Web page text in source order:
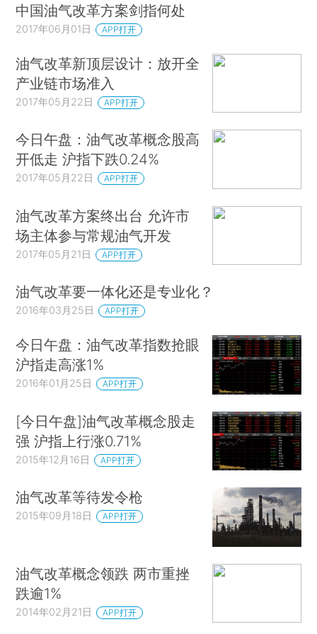
中国油气改革方案剑指何处
2017年06月01日 APP打开
油气改革新顶层设计：放开全
产业链市场准入
2017年05月22日 APP打开
今日午盘：油气改革概念股高
开低走 沪指下跌0.24%
2017年05月22日 APP打开
油气改革方案终出台 允许市
场主体参与常规油气开发
2017年05月21日 APP打开
油气改革要一体化还是专业化？
2016年03月25日 APP打开
今日午盘：油气改革指数抢眼
沪指走高涨1%
2016年01月25日 APP打开
[今日午盘]油气改革概念股走
强 沪指上行涨0.71%
2015年12月16日 APP打开
油气改革等待发令枪
2015年09月18日 APP打开
油气改革概念领跌 两市重挫
跌逾1%
2014年02月21日 APP打开